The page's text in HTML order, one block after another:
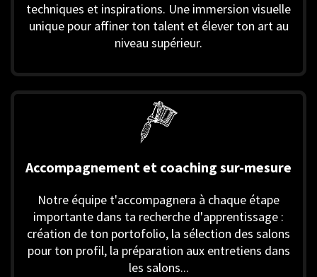
techniques et inspirations. Une immersion visuelle
unique pour affiner ton talent et élever ton art au
niveau supérieur.
Accompagnement et coaching sur-mesure
Notre équipe t'accompagnera à chaque étape
importante dans ta recherche d'apprentissage :
création de ton portofolio, la sélection des salons
pour ton profil, la préparation aux entretiens dans
les salons...